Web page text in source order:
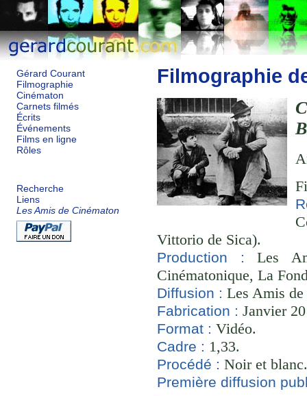
Gérard Courant
Filmographie
Cinématon
Carnets filmés
Écrits
Événements
Films en ligne
Rôles
Recherche
Liens
Les Amis de Cinématon
Filmographie
Vittorio de Sica).
Production :
Les
Cinématonique, La
Diffusion : Les Amis
Fabrication : Janvier
Format : Vidéo.
Cadre : 1,33.
Procédé : Noir et
Première diffusion